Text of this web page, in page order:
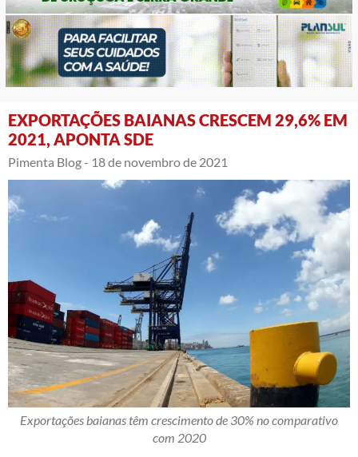
EXPORTAÇÕES BAIANAS CRESCEM 29,6% EM
2021, APONTA SDE
Pimenta Blog - 18 de novembro de 2021
Exportações baianas têm crescimento de 30% no comparativo
com 2020